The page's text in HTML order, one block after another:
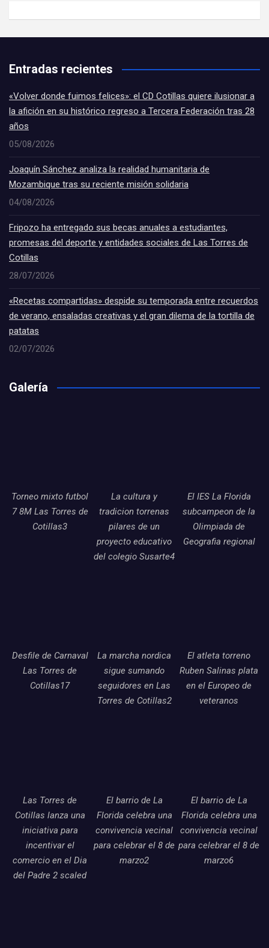
Entradas recientes
«Volver donde fuimos felices»: el CD Cotillas quiere ilusionar a
la afición en su histórico regreso a Tercera Federación tras 28
años
05/08/2026
Joaquín Sánchez analiza la realidad humanitaria de
Mozambique tras su reciente misión solidaria
04/08/2026
Fripozo ha entregado sus becas anuales a estudiantes,
promesas del deporte y entidades sociales de Las Torres de
Cotillas
28/07/2026
«Recetas compartidas» despide su temporada entre recuerdos
de verano, ensaladas creativas y el gran dilema de la tortilla de
patatas
02/07/2026
Galería
Torneo mixto futbol
7 8M Las Torres de
Cotillas3
La cultura y
tradicion torrenas
pilares de un
proyecto educativo
del colegio Susarte4
El IES La Florida
subcampeon de la
Olimpiada de
Geografia regional
Desfile de Carnaval
Las Torres de
Cotillas17
La marcha nordica
sigue sumando
seguidores en Las
Torres de Cotillas2
El atleta torreno
Ruben Salinas plata
en el Europeo de
veteranos
Las Torres de
Cotillas lanza una
iniciativa para
incentivar el
comercio en el Dia
del Padre 2 scaled
El barrio de La
Florida celebra una
convivencia vecinal
para celebrar el 8 de
marzo2
El barrio de La
Florida celebra una
convivencia vecinal
para celebrar el 8 de
marzo6